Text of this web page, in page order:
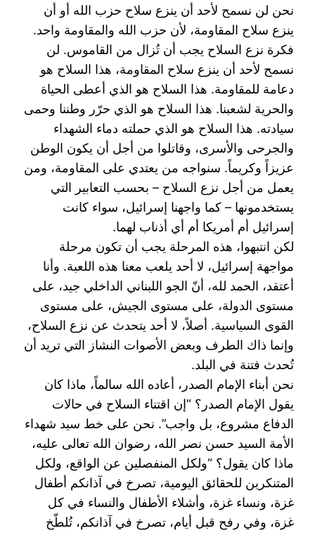
نحن لن نسمح لأحد أن ينزع سلاح حزب الله أو أن
ينزع سلاح المقاومة، لأن حزب الله والمقاومة واحد.
فكرة ‏نزع السلاح يجب أن تُزال من القاموس. لن
نسمح لأحد أن ينزع سلاح المقاومة، هذا السلاح هو
دعامة ‏للمقاومة. هذا السلاح هو الذي أعطى الحياة
والحرية لشعبنا. هذا السلاح هو الذي حرّر وطننا وحمى
سيادته. ‏هذا السلاح هو الذي حملته دماء الشهداء
والجرحى والأسرى، وقاتلوا من أجل أن يكون الوطن
عزيزاً وكريماً. ‏سنواجه من يعتدي على المقاومة، ومن
يعمل من أجل نزع السلاح – بحسب التعابير التي
يستخدمونها – كما ‏واجهنا إسرائيل، سواء كانت
إسرائيل أم أمريكا أم أي أذناب لهما.‏
لكن انتبهوا، هذه المرحلة يجب أن تكون مرحلة
مواجهة إسرائيل، لا أحد يلعب معنا هذه اللعبة. وأنا
أعتقد، ‏الحمد لله، أنّ الجو اللبناني الداخلي جيد، على
مستوى الدولة، على مستوى الجيش، على مستوى
القوى ‏السياسية. أصلاً، لا أحد يتحدث عن نزع السلاح،
وإنما ذاك الطرف وبعض الأصوات النشاز التي تريد أن
‏تُحدث فتنة في البلد.‏
نحن أبناء الإمام الصدر، أعاده الله سالماً، ماذا كان
يقول الإمام الصدر؟ “إن اقتناء السلاح في حالات
الدفاع ‏مشروع، بل واجب”. نحن على خط سيد شهداء
الأمة السيد حسن نصر الله، رضوان الله تعالى عليه،
ماذا كان ‏يقول؟ “ولكل المنفصلين عن الواقع، ولكل
المتنكرين للحقائق اليومية، تصرخ في آذانكم أطفال
غزة، ونساء ‏غزة، وأشلاء الأطفال والنساء في كل
غزة، وفي رفح قبل أيام، تصرخ في آذانكم، تُلطّخ